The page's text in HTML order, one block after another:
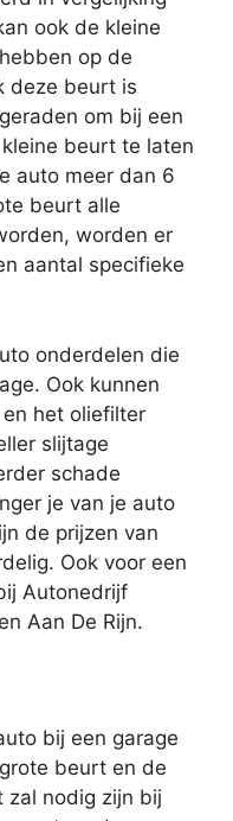
ook de kleine
op de
deze beurt is
om bij een
beurt te laten
auto meer dan 6
beurt alle
worden er
aantal specifieke
onderdelen die
Ook kunnen
het oliefilter
slijtage
schade
je van je auto
de prijzen van
Ook voor een
Autonedrijf
Aan De Rijn.
bij een garage
beurt en de
zal nodig zijn bij